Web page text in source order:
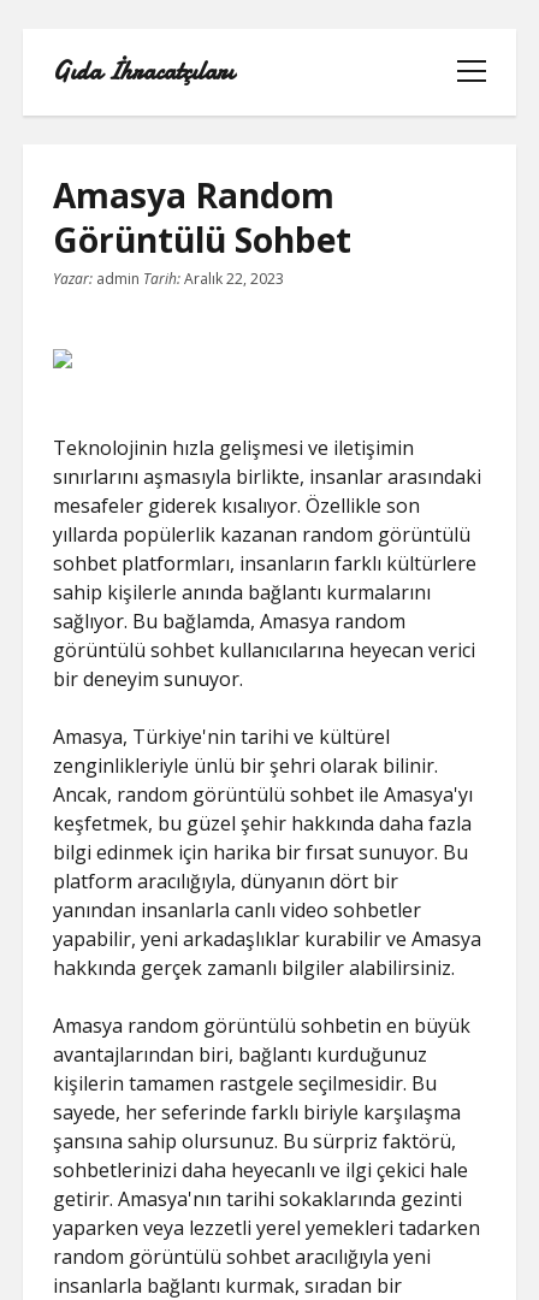
Gıda İhracatçıları
menüyü
aç
BEDAVA ŞIFRESIZ FACEBOOK BEĞENI
HILESI
RETWEET KASMA ŞIFRESIZ
SAYFA LISTESI
Amasya Random
Görüntülü Sohbet
Yazar: admin Tarih:Aralık 22, 2023
Teknolojinin hızla gelişmesi ve iletişimin
sınırlarını aşmasıyla birlikte, insanlar arasındaki
mesafeler giderek kısalıyor. Özellikle son
yıllarda popülerlik kazanan random görüntülü
sohbet platformları, insanların farklı kültürlere
sahip kişilerle anında bağlantı kurmalarını
sağlıyor. Bu bağlamda, Amasya random
görüntülü sohbet kullanıcılarına heyecan verici
bir deneyim sunuyor.
Amasya, Türkiye'nin tarihi ve kültürel
zenginlikleriyle ünlü bir şehri olarak bilinir.
Ancak, random görüntülü sohbet ile Amasya'yı
keşfetmek, bu güzel şehir hakkında daha fazla
bilgi edinmek için harika bir fırsat sunuyor. Bu
platform aracılığıyla, dünyanın dört bir
yanından insanlarla canlı video sohbetler
yapabilir, yeni arkadaşlıklar kurabilir ve Amasya
hakkında gerçek zamanlı bilgiler alabilirsiniz.
Amasya random görüntülü sohbetin en büyük
avantajlarından biri, bağlantı kurduğunuz
kişilerin tamamen rastgele seçilmesidir. Bu
sayede, her seferinde farklı biriyle karşılaşma
şansına sahip olursunuz. Bu sürpriz faktörü,
sohbetlerinizi daha heyecanlı ve ilgi çekici hale
getirir. Amasya'nın tarihi sokaklarında gezinti
yaparken veya lezzetli yerel yemekleri tadarken
random görüntülü sohbet aracılığıyla yeni
insanlarla bağlantı kurmak, sıradan bir